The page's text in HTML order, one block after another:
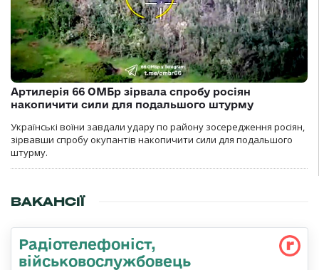
Артилерія 66 ОМБр зірвала спробу росіян
накопичити сили для подальшого штурму
Українські воїни завдали удару по району зосередження росіян,
зірвавши спробу окупантів накопичити сили для подальшого
штурму.
ВАКАНСІЇ
Радіотелефоніст,
військовослужбовець